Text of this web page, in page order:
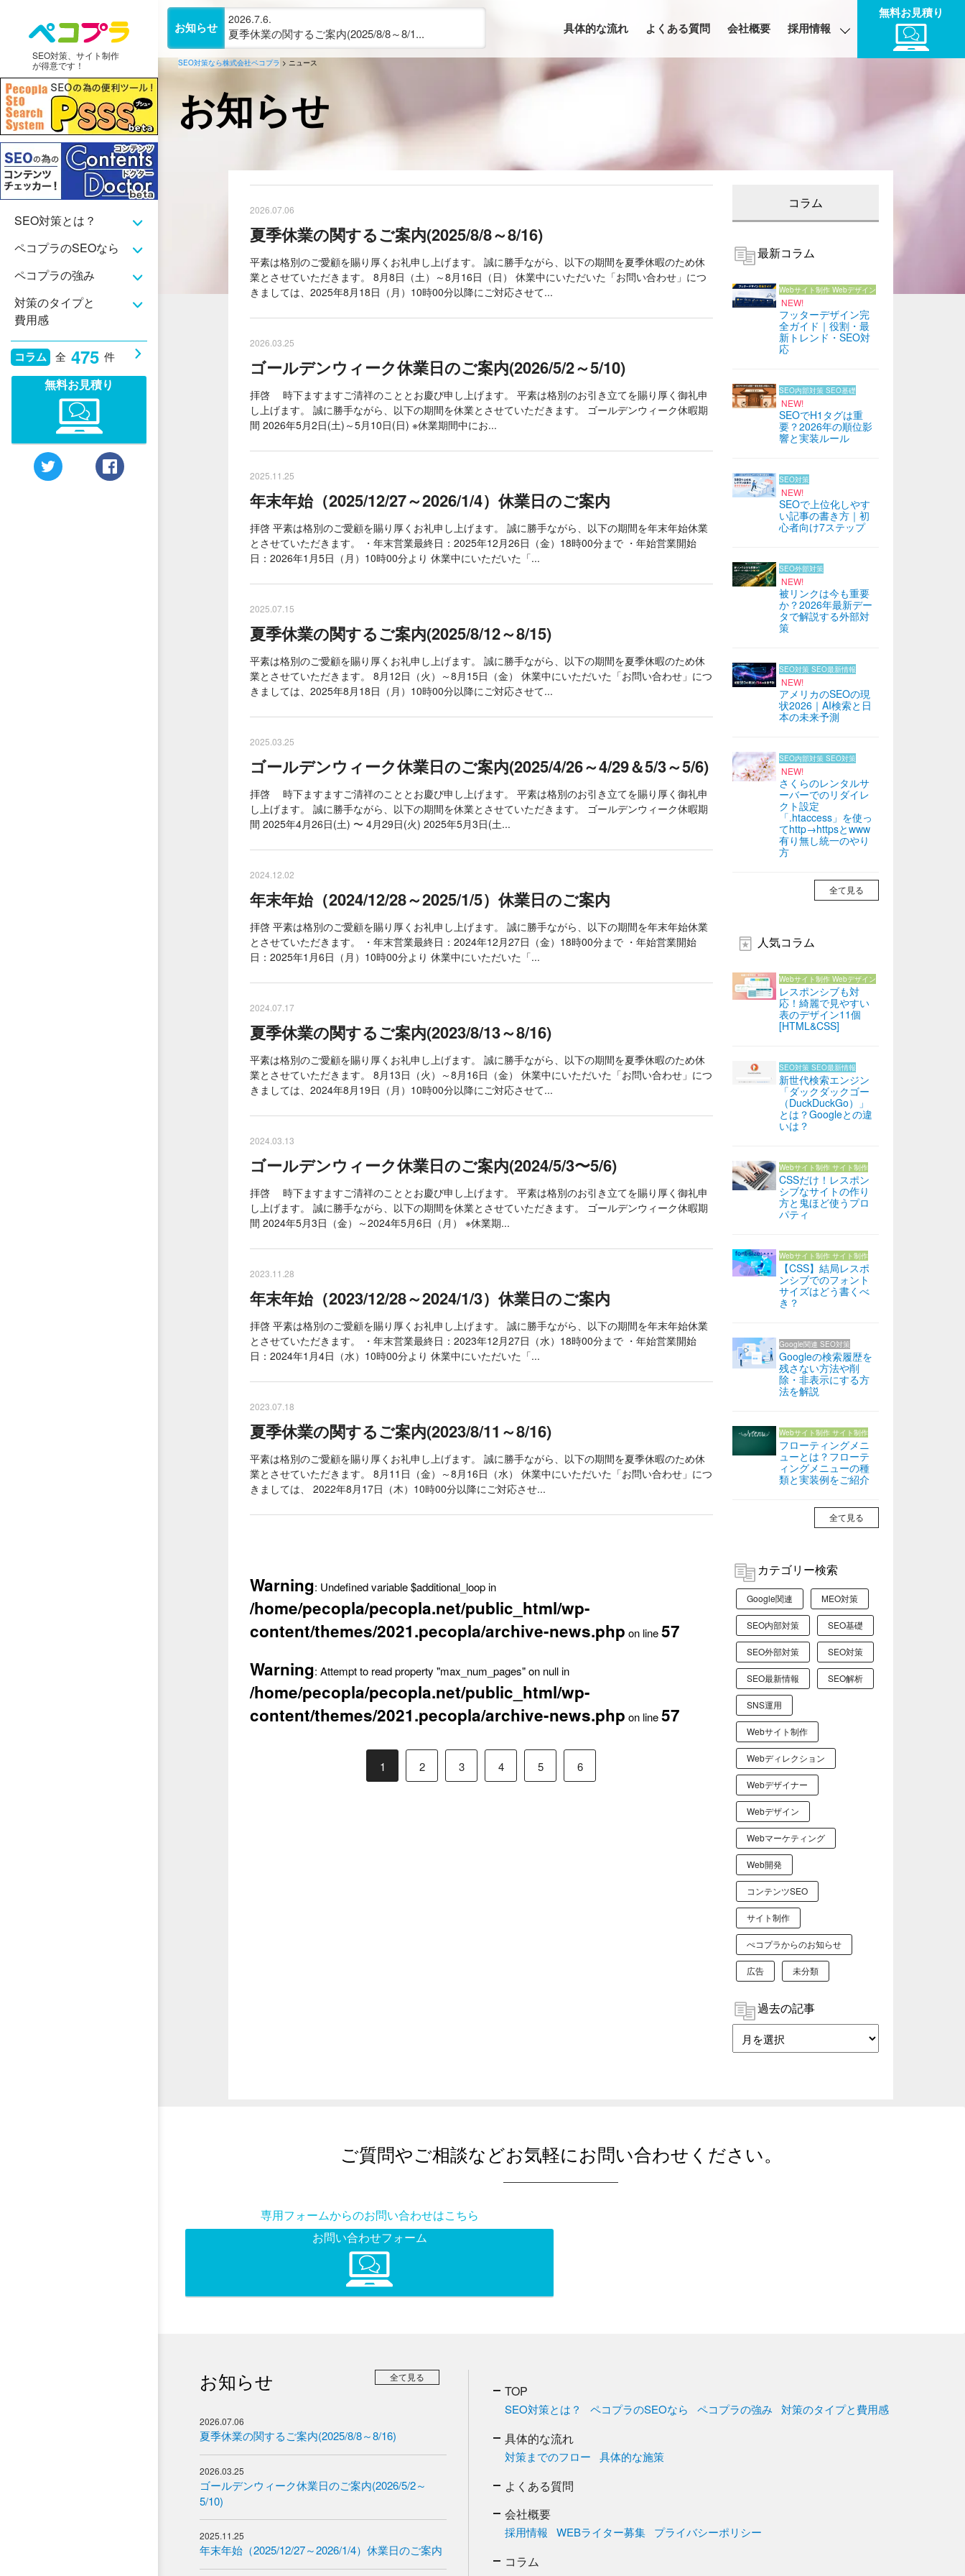
SEO対策、サイト制作
が得意です！
SEO対策とは？
ペコプラのSEOなら
ペコプラの強み
対策のタイプと
費用感
コラム 全 475 件
無料お見積り
お知らせ
2026.7.6.
夏季休業の関するご案内(2025/8/8～8/1... 具体的な流れ よくある質問 会社概要 採用情報
無料お見積り
SEO対策なら株式会社ペコプラ > ニュース
お知らせ
2026.07.06
夏季休業の関するご案内(2025/8/8～8/16)
平素は格別のご愛顧を賜り厚くお礼申し上げます。 誠に勝手ながら、以下の期間を夏季休暇のため休
業とさせていただきます。 8月8日（土）～8月16日（日） 休業中にいただいた「お問い合わせ」につ
きましては、2025年8月18日（月）10時00分以降にご対応させて...
2026.03.25
ゴールデンウィーク休業日のご案内(2026/5/2～5/10)
拝啓 時下ますますご清祥のこととお慶び申し上げます。 平素は格別のお引き立てを賜り厚く御礼申
し上げます。 誠に勝手ながら、以下の期間を休業とさせていただきます。 ゴールデンウィーク休暇期
間 2026年5月2日(土)～5月10日(日) ※休業期間中にお...
2025.11.25
年末年始（2025/12/27～2026/1/4）休業日のご案内
拝啓 平素は格別のご愛顧を賜り厚くお礼申し上げます。 誠に勝手ながら、以下の期間を年末年始休業
とさせていただきます。 ・年末営業最終日：2025年12月26日（金）18時00分まで ・年始営業開始
日：2026年1月5日（月）10時00分より 休業中にいただいた「...
2025.07.15
夏季休業の関するご案内(2025/8/12～8/15)
平素は格別のご愛顧を賜り厚くお礼申し上げます。 誠に勝手ながら、以下の期間を夏季休暇のため休
業とさせていただきます。 8月12日（火）～8月15日（金） 休業中にいただいた「お問い合わせ」につ
きましては、2025年8月18日（月）10時00分以降にご対応させて...
2025.03.25
ゴールデンウィーク休業日のご案内(2025/4/26～4/29＆5/3～5/6)
拝啓 時下ますますご清祥のこととお慶び申し上げます。 平素は格別のお引き立てを賜り厚く御礼申
し上げます。 誠に勝手ながら、以下の期間を休業とさせていただきます。 ゴールデンウィーク休暇期
間 2025年4月26日(土) 〜 4月29日(火) 2025年5月3日(土...
2024.12.02
年末年始（2024/12/28～2025/1/5）休業日のご案内
拝啓 平素は格別のご愛顧を賜り厚くお礼申し上げます。 誠に勝手ながら、以下の期間を年末年始休業
とさせていただきます。 ・年末営業最終日：2024年12月27日（金）18時00分まで ・年始営業開始
日：2025年1月6日（月）10時00分より 休業中にいただいた「...
2024.07.17
夏季休業の関するご案内(2023/8/13～8/16)
平素は格別のご愛顧を賜り厚くお礼申し上げます。 誠に勝手ながら、以下の期間を夏季休暇のため休
業とさせていただきます。 8月13日（火）～8月16日（金） 休業中にいただいた「お問い合わせ」につ
きましては、2024年8月19日（月）10時00分以降にご対応させて...
2024.03.13
ゴールデンウィーク休業日のご案内(2024/5/3〜5/6)
拝啓 時下ますますご清祥のこととお慶び申し上げます。 平素は格別のお引き立てを賜り厚く御礼申
し上げます。 誠に勝手ながら、以下の期間を休業とさせていただきます。 ゴールデンウィーク休暇期
間 2024年5月3日（金）～2024年5月6日（月） ※休業期...
2023.11.28
年末年始（2023/12/28～2024/1/3）休業日のご案内
拝啓 平素は格別のご愛顧を賜り厚くお礼申し上げます。 誠に勝手ながら、以下の期間を年末年始休業
とさせていただきます。 ・年末営業最終日：2023年12月27日（水）18時00分まで ・年始営業開始
日：2024年1月4日（水）10時00分より 休業中にいただいた「...
2023.07.18
夏季休業の関するご案内(2023/8/11～8/16)
平素は格別のご愛顧を賜り厚くお礼申し上げます。 誠に勝手ながら、以下の期間を夏季休暇のため休
業とさせていただきます。 8月11日（金）～8月16日（水） 休業中にいただいた「お問い合わせ」につ
きましては、 2022年8月17日（木）10時00分以降にご対応させ...
Warning: Undefined variable $additional_loop in
/home/pecopla/pecopla.net/public_html/wp-
content/themes/2021.pecopla/archive-news.php on line57
Warning: Attempt to read property "max_num_pages" on null in
/home/pecopla/pecopla.net/public_html/wp-
content/themes/2021.pecopla/archive-news.php on line57
1 2 3 4 5 6
コラム
最新コラム
Webサイト制作 Webデザイン
NEW!
フッターデザイン完
全ガイド｜役割・最
新トレンド・SEO対
応
SEO内部対策 SEO基礎
NEW!
SEOでH1タグは重
要？2026年の順位影
響と実装ルール
SEO対策
NEW!
SEOで上位化しやす
い記事の書き方｜初
心者向け7ステップ
SEO外部対策
NEW!
被リンクは今も重要
か？2026年最新デー
タで解説する外部対
策
SEO対策 SEO最新情報
NEW!
アメリカのSEOの現
状2026｜AI検索と日
本の未来予測
SEO内部対策 SEO対策
NEW!
さくらのレンタルサ
ーバーでのリダイレ
クト設定
「.htaccess」を使っ
てhttp→httpsとwww
有り無し統一のやり
方
全て見る
人気コラム
Webサイト制作 Webデザイン
レスポンシブも対
応！綺麗で見やすい
表のデザイン11個
[HTML&CSS]
SEO対策 SEO最新情報
新世代検索エンジン
「ダックダックゴー
（DuckDuckGo）」
とは？Googleとの違
いは？
Webサイト制作 サイト制作
CSSだけ！レスポン
シブなサイトの作り
方と鬼ほど使うプロ
パティ
Webサイト制作 サイト制作
【CSS】結局レスポ
ンシブでのフォント
サイズはどう書くべ
き？
Google関連 SEO対策
Googleの検索履歴を
残さない方法や削
除・非表示にする方
法を解説
Webサイト制作 サイト制作
フローティングメニ
ューとは？フローテ
ィングメニューの種
類と実装例をご紹介
全て見る
カテゴリー検索
Google関連 MEO対策
SEO内部対策 SEO基礎
SEO外部対策 SEO対策
SEO最新情報 SEO解析
SNS運用
Webサイト制作
Webディレクション
Webデザイナー
Webデザイン
Webマーケティング
Web開発
コンテンツSEO
サイト制作
ぺコプラからのお知らせ
広告 未分類
過去の記事
ご質問やご相談などお気軽にお問い合わせください。
専用フォームからのお問い合わせはこちら
お問い合わせフォーム
お知らせ 全て見る
2026.07.06
夏季休業の関するご案内(2025/8/8～8/16)
2026.03.25
ゴールデンウィーク休業日のご案内(2026/5/2～
5/10)
2025.11.25
年末年始（2025/12/27～2026/1/4）休業日のご案内
TOP
SEO対策とは？ ペコプラのSEOなら ペコプラの強み 対策のタイプと費用感
具体的な流れ
対策までのフロー 具体的な施策
よくある質問
会社概要
採用情報 WEBライター募集 プライバシーポリシー
コラム